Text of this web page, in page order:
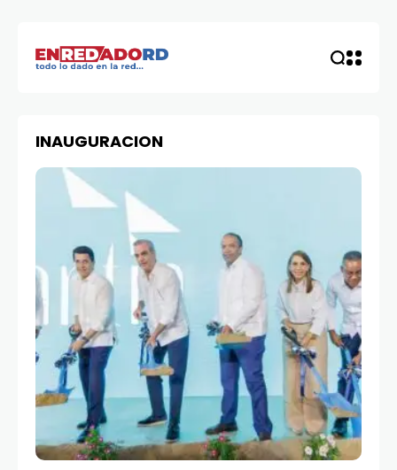
INAUGURACION